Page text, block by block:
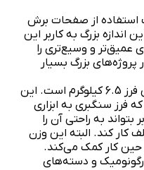
استفاده از صفحات برش
این اندازه بزرگ به کاربر این
عمیق‌تر و وسیع‌تری را
پروژه‌های بزرگ بسیار
وزن خالص این فرز 6.5 کیلوگرم است. این
سنگبری به ابزاری
به راحتی آن را
کار کند. البته این وزن
حین کار کمک می‌کند.
و دسته‌های